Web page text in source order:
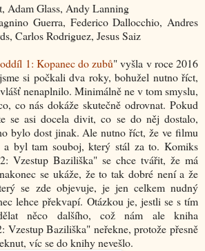
Adam Glass, Andy Lanning
Guerra, Federico Dallocchio, Andres
Carlos Rodriguez, Jesus Saiz
1: Kopanec do zubů" vyšla v roce 2016
si počkali dva roky, bohužel nutno říct,
nenaplnilo. Minimálně ne v tom smyslu,
co nás dokáže skutečně odrovnat. Pokud
se asi docela divit, co se do něj dostalo,
bylo dost jinak. Ale nutno říct, že ve filmu
a byl tam souboj, který stál za to. Komiks
Vzestup Baziliška" se chce tvářit, že má
se ukáže, že to tak dobré není a že
se zde objevuje, je jen celkem nudný
lehce překvapí. Otázkou je, jestli se s tím
něco dalšího, což nám ale kniha
Vzestup Baziliška" neřekne, protože přesně
víc se do knihy nevešlo.